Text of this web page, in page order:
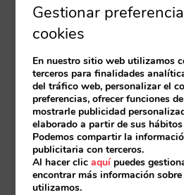
Gestionar
cookies
En nuestro sitio web utilizamos
terceros para finalidades
del tráfico web, personalizar el
preferencias, ofrecer funciones
mostrarle publicidad
elaborado a partir de sus
Podemos compartir la
publicitaria con terceros.
Al hacer clicaquípuedes
encontrar más información
utilizamos.